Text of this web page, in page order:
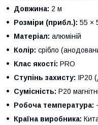
Довжина: 2 м
Розміри (прибл.): 55 ×
Матеріал: алюміній
Колір: срібло
Клас якості: PRO
Ступінь захисту: IP20
Сумісність: P20
Робоча температура:
Країна виробника: